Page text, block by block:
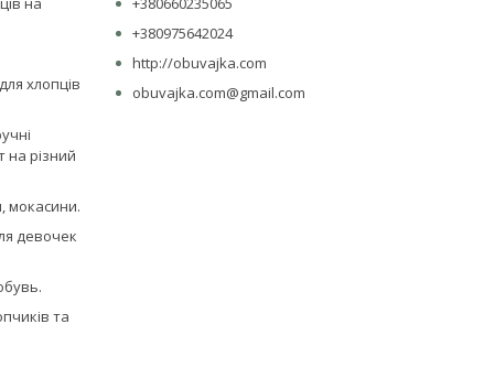
хлопців
на різний
мокасини.
девочек
та
+380975642024
http://obuvajka.com
obuvajka.com@gmail.com